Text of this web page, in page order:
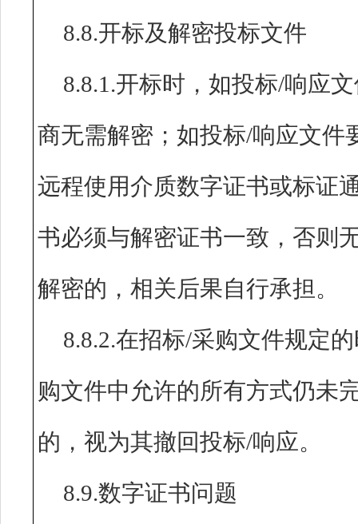
8.8.开标及解密投标文件
8.8.1.开标时，如投标/响应
商无需解密；如投标/响应文件
远程使用介质数字证书或标证
书必须与解密证书一致，否则
解密的，相关后果自行承担。
8.8.2.在招标/采购文件规定
购文件中允许的所有方式仍未
的，视为其撤回投标/响应。
8.9.数字证书问题